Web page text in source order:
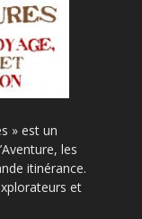
» est un
les
itinérance.
et